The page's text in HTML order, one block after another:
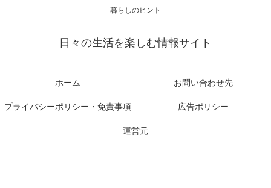
暮らしのヒント
日々の生活を楽しむ情報サイト
ホーム お問い合わせ先
プライバシーポリシー・免責事項 広告ポリシー
運営元